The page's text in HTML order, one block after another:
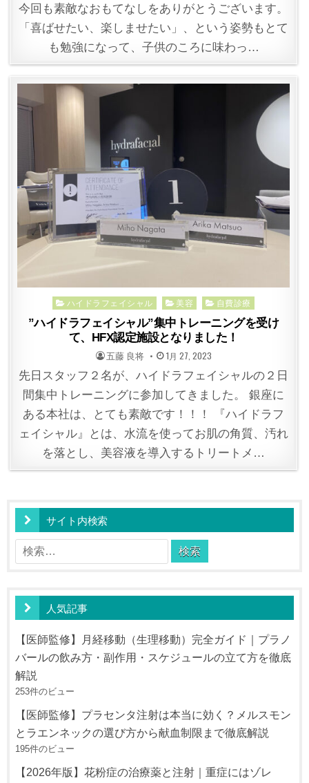
今回も素敵なおもてなしをありがとうございます。
「喜ばせたい、楽しませたい」、という姿勢もとて
も勉強になって、子供のころに味わっ…
Posted
in
ハイドラフェイシャル 美容 自費診療
”ハイドラフェイシャル”集中トレーニングを受け
て、HFX認定施設となりました！
POSTED
BY
五藤 良将 POSTED
ON
1月 27, 2023
先日スタッフ２名が、ハイドラフェイシャルの２日
間集中トレーニングに参加してきました。 銀座に
ある本社は、とても素敵です！！！ 『ハイドラフ
ェイシャル』とは、水流を使ってお肌の角質、汚れ
を落とし、美容液を導入するトリートメ…
サイト内検索
検
索:
人気記事
【医師監修】月経移動（生理移動）完全ガイド｜プラノ
バールの飲み方・副作用・スケジュールの立て方を徹底
解説
253件のビュー
【医師監修】プラセンタ注射は本当に効く？メルスモン
とラエンネックの選び方から献血制限まで徹底解説
195件のビュー
【2026年版】花粉症の治療薬と注射｜重症にはゾレ